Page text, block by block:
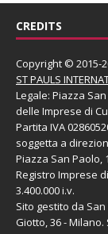
CREDITS
Copyright © 2015-
ST PAULS
Legale: Piazza
delle Imprese di
Partita IVA
soggetta a
Piazza San Paolo,
Registro Imprese
3.400.000 i.v.
Sito gestito da
Giotto, 36 - Milano.